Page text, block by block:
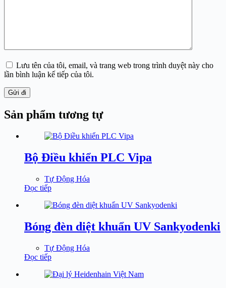
Lưu tên của tôi, email, và trang web trong trình duyệt này cho
lần bình luận kế tiếp của tôi.
Gửi đi
Sản phẩm tương tự
Bộ Điều khiển PLC Vipa
Tự Động Hóa
Đọc tiếp
Bóng đèn diệt khuẩn UV Sankyodenki
Tự Động Hóa
Đọc tiếp